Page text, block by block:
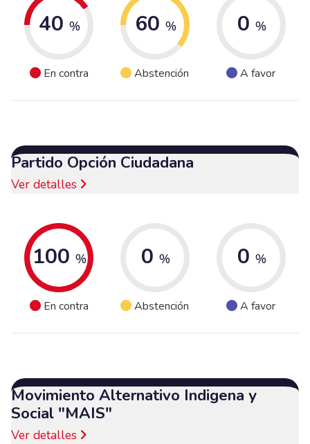
40 %
En contra
60 %
Abstención
0 %
A favor
Partido Opción Ciudadana
Ver detalles
100 %
En contra
0 %
Abstención
0 %
A favor
Movimiento Alternativo Indigena y
Social "MAIS"
Ver detalles